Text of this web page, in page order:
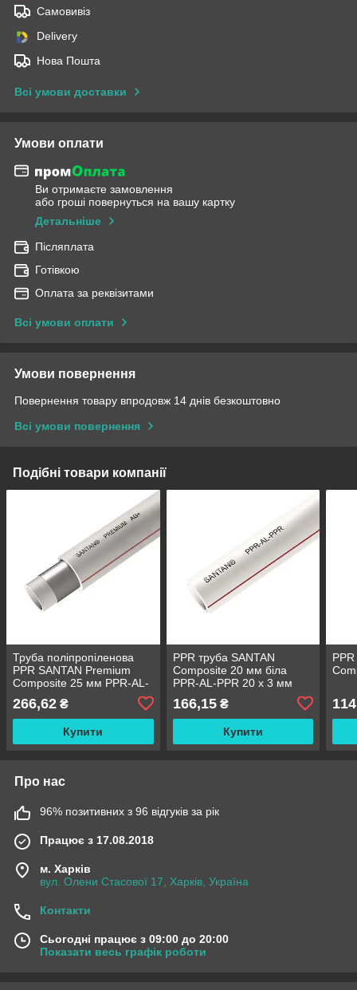
Самовивіз
Delivery
Нова Пошта
Всі умови доставки
Умови оплати
Ви отримаєте замовлення
або гроші повернуться на вашу картку
Детальніше
Післяплата
Готівкою
Оплата за реквізитами
Всі умови оплати
Умови повернення
Повернення товару впродовж 14 днів безкоштовно
Всі умови повернення
Подібні товари компанії
Труба поліпропіленова
PPR SANTAN Premium
Composite 25 мм PPR-AL-
266,62 ₴
Купити
PPR труба SANTAN
Composite 20 мм біла
PPR-AL-PPR 20 х 3 мм
166,15₴
Купити
Про нас
96% позитивних з 96 відгуків за рік
Працює з 17.08.2018
м. Харків
вул. Олени Стасової 17, Харків, Україна
Контакти
Сьогодні працює з 09:00 до 20:00
Показати весь графік роботи